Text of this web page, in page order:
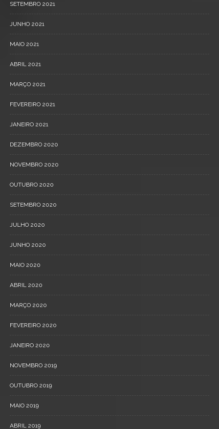
SETEMBRO 2021
JUNHO 2021
MAIO 2021
ABRIL 2021
MARÇO 2021
FEVEREIRO 2021
JANEIRO 2021
DEZEMBRO 2020
NOVEMBRO 2020
OUTUBRO 2020
SETEMBRO 2020
JULHO 2020
JUNHO 2020
MAIO 2020
ABRIL 2020
MARÇO 2020
FEVEREIRO 2020
JANEIRO 2020
NOVEMBRO 2019
OUTUBRO 2019
MAIO 2019
ABRIL 2019